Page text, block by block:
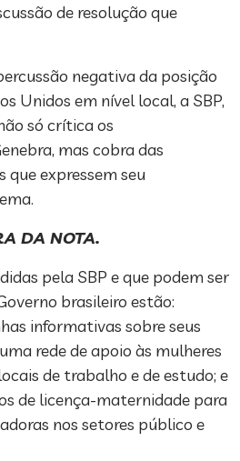
de resolução que
negativa da posição
Unidos em nível local, a SBP,
só crítica os
mas cobra das
expressem seu
DA NOTA.
pela SBP e que podem ser
brasileiro estão:
informativas sobre seus
rede de apoio às mulheres
de trabalho e de estudo; e
de licença-maternidade para
nos setores público e